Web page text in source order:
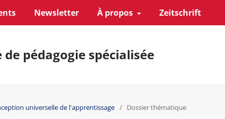
Newsletter À propos Zeitschrift
de pédagogie spécialisée
universelle de l'apprentissage / Dossier thématique